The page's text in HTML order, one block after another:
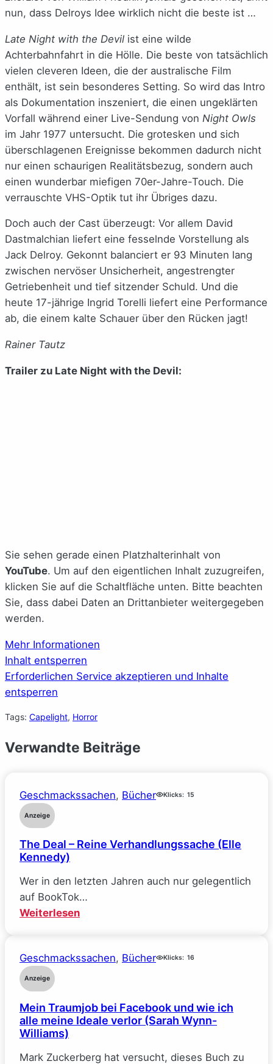
nun, dass Delroys Idee wirklich nicht die beste ist …
Late Night with the Devil ist eine wilde
Achterbahnfahrt in die Hölle. Die beste von tatsächlich
vielen cleveren Ideen, die der australische Film
enthält, ist sein besonderes Setting. So wird das Intro
als Dokumentation inszeniert, die einen ungeklärten
Vorfall während einer Live-Sendung von Night Owls
im Jahr 1977 untersucht. Die grotesken und sich
überschlagenen Ereignisse bekommen dadurch nicht
nur einen schaurigen Realitätsbezug, sondern auch
einen wunderbar miefigen 70er-Jahre-Touch. Die
verrauschte VHS-Optik tut ihr Übriges dazu.
Doch auch der Cast überzeugt: Vor allem David
Dastmalchian liefert eine fesselnde Vorstellung als
Jack Delroy. Gekonnt balanciert er 93 Minuten lang
zwischen nervöser Unsicherheit, angestrengter
Getriebenheit und tief sitzender Schuld. Und die
heute 17-jährige Ingrid Torelli liefert eine Performance
ab, die einem kalte Schauer über den Rücken jagt!
Rainer Tautz
Trailer zu Late Night with the Devil:
Sie sehen gerade einen Platzhalterinhalt von
YouTube. Um auf den eigentlichen Inhalt zuzugreifen,
klicken Sie auf die Schaltfläche unten. Bitte beachten
Sie, dass dabei Daten an Drittanbieter weitergegeben
werden.
Mehr Informationen
Inhalt entsperren
Erforderlichen Service akzeptieren und Inhalte
entsperren
Tags: Capelight, Horror
Verwandte Beiträge
Geschmackssachen, Bücher Klicks: 15
Anzeige
The Deal – Reine Verhandlungssache (Elle
Kennedy)
Wer in den letzten Jahren auch nur gelegentlich
auf BookTok…
Weiterlesen:
–
(Elle
Kennedy)
Geschmackssachen, Bücher Klicks: 16
Anzeige
Mein Traumjob bei Facebook und wie ich
alle meine Ideale verlor (Sarah Wynn-
Williams)
Mark Zuckerberg hat versucht, dieses Buch zu